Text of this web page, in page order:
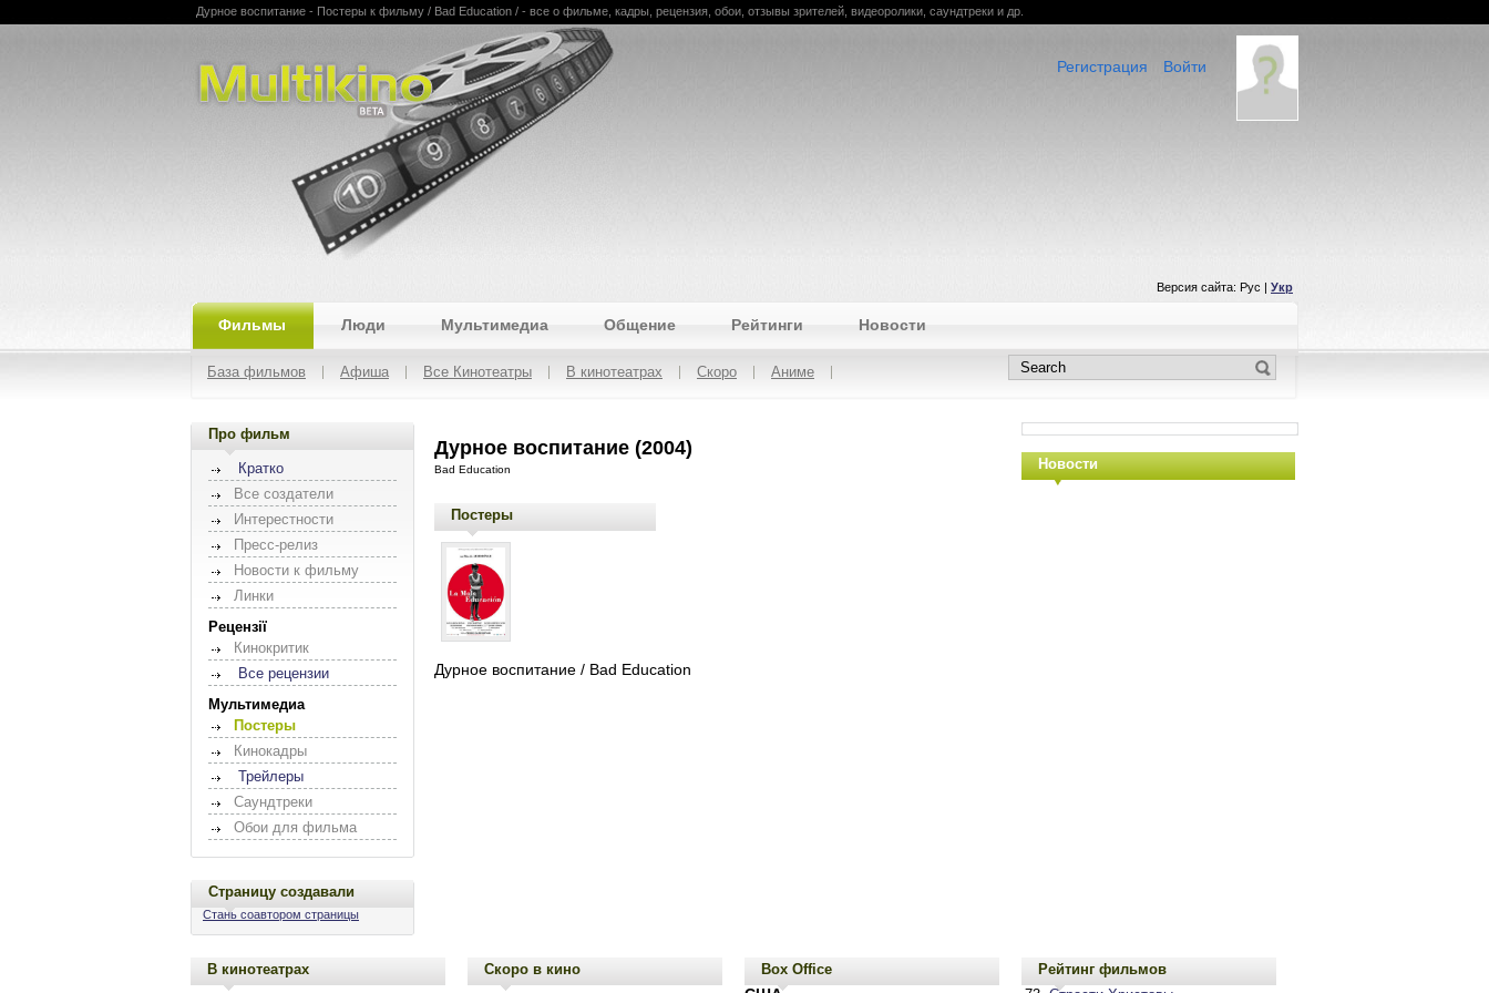
Multikino
Дурное воспитание - Постеры к фильму / Bad Education / - все о фильме, кадры, рецензия, обои, отзывы зрителей, видеоролики, саундтреки и др.
Войти
Регистрация
Версия сайта: Рус | Укр
Фильмы Люди Мультимедиа Общение Рейтинги Новости
База фильмов Афиша Все Кинотеатры В кинотеатрах Скоро Аниме
Про фильм
Кратко
Все создатели
Интерестности
Пресс-релиз
Новости к фильму
Линки
Рецензії
Кинокритик
Все рецензии
Мультимедиа
Постеры
Кинокадры
Трейлеры
Саундтреки
Обои для фильма
Страницу создавали
Стань соавтором страницы
Дурное воспитание (2004)
Bad Education
Постеры
Дурное воспитание / Bad Education
Новости
В кинотеатрах Скоро в кино Box Office Рейтинг фильмов